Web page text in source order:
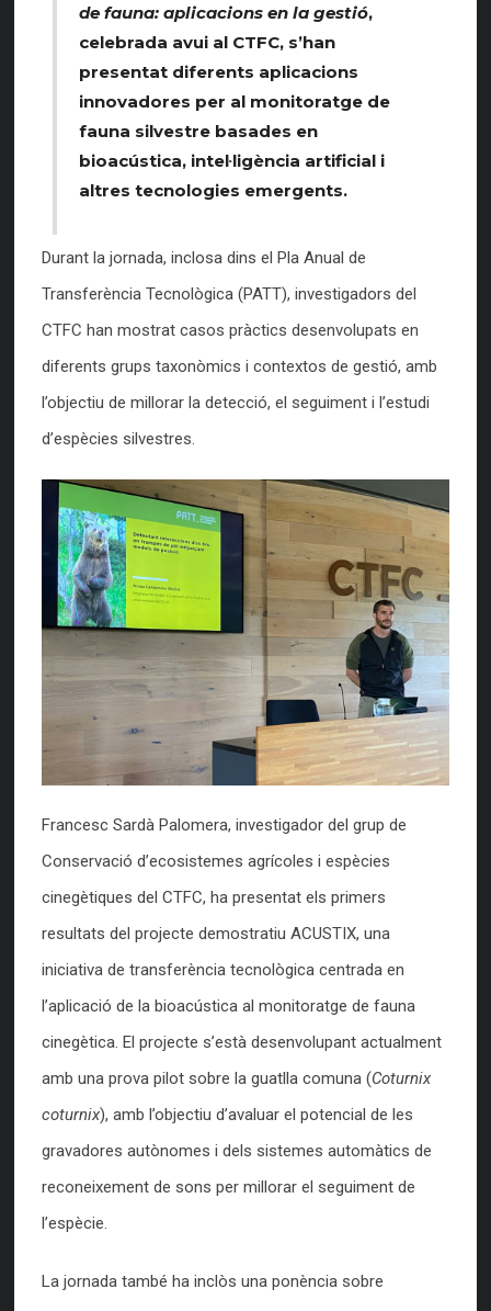
de fauna: aplicacions en la gestió,
celebrada avui al CTFC, s’han
presentat diferents aplicacions
innovadores per al monitoratge de
fauna silvestre basades en
bioacústica, intel·ligència artificial i
altres tecnologies emergents.
Durant la jornada, inclosa dins el Pla Anual de
Transferència Tecnològica (PATT), investigadors del
CTFC han mostrat casos pràctics desenvolupats en
diferents grups taxonòmics i contextos de gestió, amb
l’objectiu de millorar la detecció, el seguiment i l’estudi
d’espècies silvestres.
Francesc Sardà Palomera, investigador del grup de
Conservació d’ecosistemes agrícoles i espècies
cinegètiques del CTFC, ha presentat els primers
resultats del projecte demostratiu ACUSTIX, una
iniciativa de transferència tecnològica centrada en
l’aplicació de la bioacústica al monitoratge de fauna
cinegètica. El projecte s’està desenvolupant actualment
amb una prova pilot sobre la guatlla comuna (Coturnix
coturnix), amb l’objectiu d’avaluar el potencial de les
gravadores autònomes i dels sistemes automàtics de
reconeixement de sons per millorar el seguiment de
l’espècie.
La jornada també ha inclòs una ponència sobre